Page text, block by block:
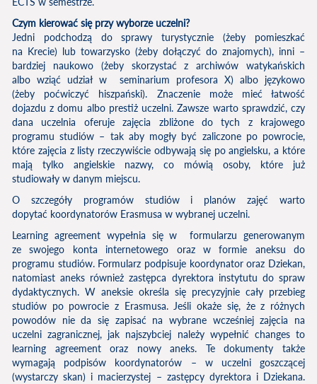
Czym kierować się przy wyborze uczelni?
Jedni podchodzą do sprawy turystycznie (żeby pomieszkać
na Krecie) lub towarzysko (żeby dołączyć do znajomych), inni –
bardziej naukowo (żeby skorzystać z archiwów watykańskich
albo wziąć udział w seminarium profesora X) albo językowo
(żeby poćwiczyć hiszpański). Znaczenie może mieć łatwość
dojazdu z domu albo prestiż uczelni. Zawsze warto sprawdzić, czy
dana uczelnia oferuje zajęcia zbliżone do tych z krajowego
programu studiów – tak aby mogły być zaliczone po powrocie,
które zajęcia z listy rzeczywiście odbywają się po angielsku, a które
mają tylko angielskie nazwy, co mówią osoby, które już
studiowały w danym miejscu.
O szczegóły programów studiów i planów zajęć warto
dopytać koordynatorów Erasmusa w wybranej uczelni.
Learning agreement wypełnia się w formularzu generowanym
ze swojego konta internetowego oraz w formie aneksu do
programu studiów. Formularz podpisuje koordynator oraz Dziekan,
natomiast aneks również zastępca dyrektora instytutu do spraw
dydaktycznych. W aneksie określa się precyzyjnie cały przebieg
studiów po powrocie z Erasmusa. Jeśli okaże się, że z różnych
powodów nie da się zapisać na wybrane wcześniej zajęcia na
uczelni zagranicznej, jak najszybciej należy wypełnić changes to
learning agreement oraz nowy aneks. Te dokumenty także
wymagają podpisów koordynatorów – w uczelni goszczącej
(wystarczy skan) i macierzystej – zastępcy dyrektora i Dziekana.